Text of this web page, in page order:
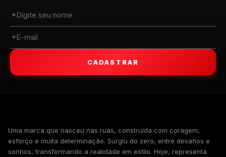
CADASTRAR
Uma marca que nasceu nas ruas, construída com coragem,
esforço e muita determinação. Surgiu do zero, entre desafios e
sonhos, transformando a realidade em estilo. Hoje, representa